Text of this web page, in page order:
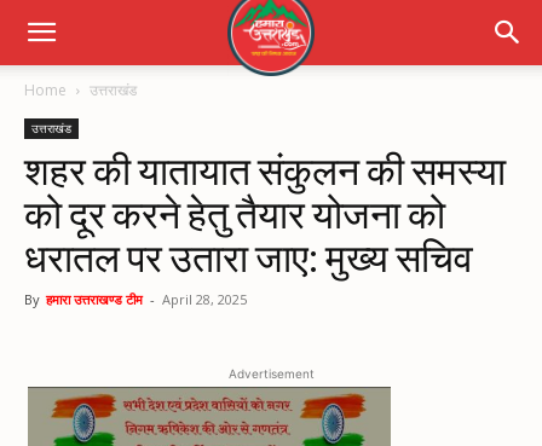
Home उत्तराखंड
उत्तराखंड
शहर की यातायात संकुलन की समस्या
को दूर करने हेतु तैयार योजना को
धरातल पर उतारा जाए: मुख्य सचिव
By हमारा उत्तराखण्ड टीम - April 28, 2025
Advertisement